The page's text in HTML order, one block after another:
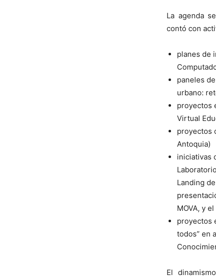
La agenda
contó con
planes de
paneles
urbano:
proyectos
Virtual
proyectos
Antoquia)
iniciativas
Landing
MOVA, y
proyectos
todos” en
El